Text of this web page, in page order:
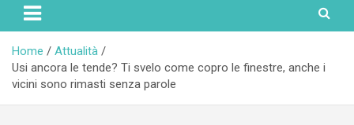
Home
Attualità
Usi ancora le tende? Ti svelo come copro le finestre, anche i
vicini sono rimasti senza parole